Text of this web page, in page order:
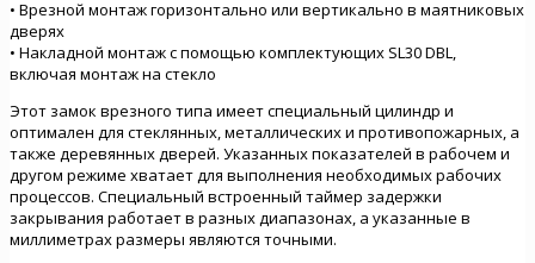
• Врезной монтаж горизонтально или вертикально в маятниковых
дверях
• Накладной монтаж с помощью комплектующих SL30 DBL,
включая монтаж на стекло
Этот замок врезного типа имеет специальный цилиндр и
оптимален для стеклянных, металлических и противопожарных, а
также деревянных дверей. Указанных показателей в рабочем и
другом режиме хватает для выполнения необходимых рабочих
процессов. Специальный встроенный таймер задержки
закрывания работает в разных диапазонах, а указанные в
миллиметрах размеры являются точными.